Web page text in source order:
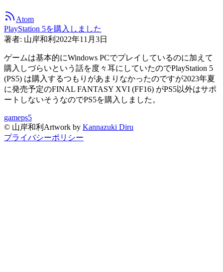
Atom
PlayStation 5を購入しました
著者: 山岸和利 2022年11月3日
ゲームは基本的にWindows PCでプレイしているのに加えて
購入しづらいという話を度々耳にしていたのでPlayStation 5
(PS5) は購入するつもりがあまりなかったのですが2023年夏
に発売予定のFINAL FANTASY XVI (FF16) がPS5以外はサポ
ートしないそうなのでPS5を購入しました。
gameps5
© 山岸和利 Artwork by Kannazuki Diru
プライバシーポリシー